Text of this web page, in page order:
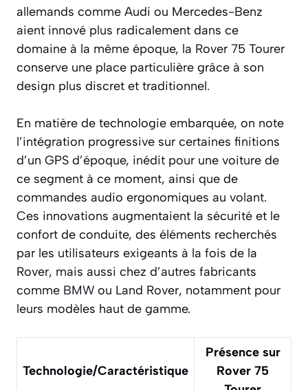
allemands comme Audi ou Mercedes-Benz
aient innové plus radicalement dans ce
domaine à la même époque, la Rover 75 Tourer
conserve une place particulière grâce à son
design plus discret et traditionnel.
En matière de technologie embarquée, on note
l’intégration progressive sur certaines finitions
d’un GPS d’époque, inédit pour une voiture de
ce segment à ce moment, ainsi que de
commandes audio ergonomiques au volant.
Ces innovations augmentaient la sécurité et le
confort de conduite, des éléments recherchés
par les utilisateurs exigeants à la fois de la
Rover, mais aussi chez d’autres fabricants
comme BMW ou Land Rover, notamment pour
leurs modèles haut de gamme.
Technologie/Caractéristique
Présence sur
Rover 75